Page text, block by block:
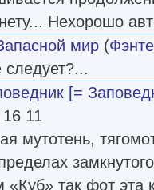
Нехорошо
мир (
[=
11
мутотень,
так фот эта